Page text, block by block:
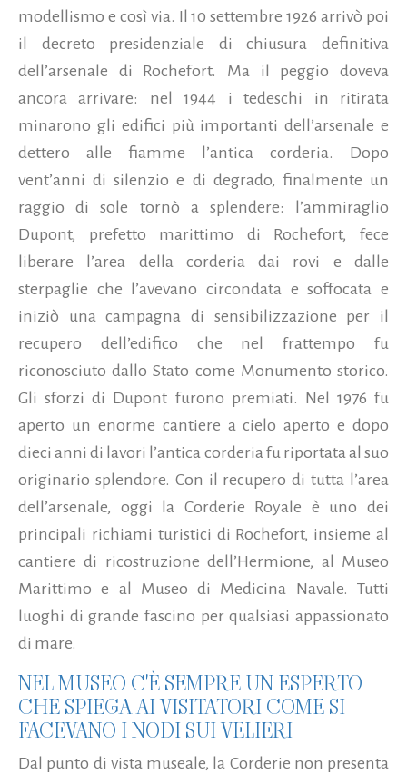
modellismo e così via. Il 10 settembre 1926 arrivò poi
il decreto presidenziale di chiusura definitiva
dell’arsenale di Rochefort. Ma il peggio doveva
ancora arrivare: nel 1944 i tedeschi in ritirata
minarono gli edifici più importanti dell’arsenale e
dettero alle fiamme l’antica corderia. Dopo
vent’anni di silenzio e di degrado, finalmente un
raggio di sole tornò a splendere: l’ammiraglio
Dupont, prefetto marittimo di Rochefort, fece
liberare l’area della corderia dai rovi e dalle
sterpaglie che l’avevano circondata e soffocata e
iniziò una campagna di sensibilizzazione per il
recupero dell’edifico che nel frattempo fu
riconosciuto dallo Stato come Monumento storico.
Gli sforzi di Dupont furono premiati. Nel 1976 fu
aperto un enorme cantiere a cielo aperto e dopo
dieci anni di lavori l’antica corderia fu riportata al suo
originario splendore. Con il recupero di tutta l’area
dell’arsenale, oggi la Corderie Royale è uno dei
principali richiami turistici di Rochefort, insieme al
cantiere di ricostruzione dell’Hermione, al Museo
Marittimo e al Museo di Medicina Navale. Tutti
luoghi di grande fascino per qualsiasi appassionato
di mare.
NEL MUSEO C'È SEMPRE UN ESPERTO
CHE SPIEGA AI VISITATORI COME SI
FACEVANO I NODI SUI VELIERI
Dal punto di vista museale, la Corderie non presenta